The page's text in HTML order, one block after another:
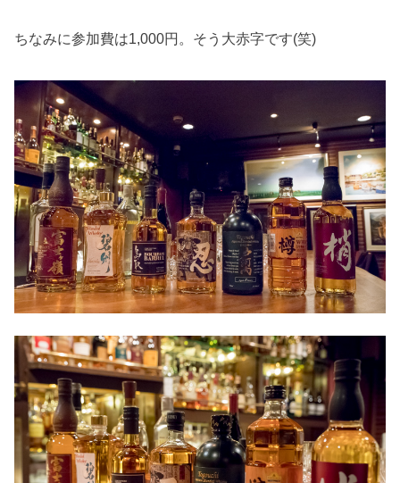
ちなみに参加費は1,000円。そう大赤字です(笑)